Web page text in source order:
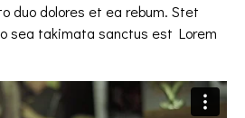
duo dolores et ea rebum. Stet
sea takimata sanctus est Lorem